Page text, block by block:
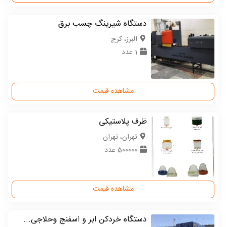
دستگاه شیرینگ چسب برق
البرز، کرج
1 عدد
مشاهده قیمت
ظرف پلاستیکی
تهران، تهران
500000 عدد
مشاهده قیمت
دستگاه خردکن ابر و اسفنج وحلاجی...